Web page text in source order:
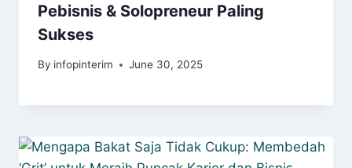
Pebisnis & Solopreneur Paling
Sukses
By infopinterim June 30, 2025